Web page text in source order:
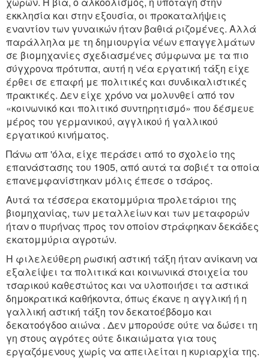
εκκλησία και στην εξουσία, οι προκαταλήψεις
εναντίον των γυναικών ήταν βαθιά ριζομένες. Αλλά
παράλληλα με τη δημιουργία νέων επαγγελμάτων
σε βιομηχανίες σχεδιασμένες σύμφωνα με τα πιο
σύγχρονα πρότυπα, αυτή η νέα εργατική τάξη είχε
έρθει σε επαφή με πολιτικές και συνδικαλιστικές
πρακτικές. Δεν είχε χρόνο να μολυνθεί από τον
«κοινωνικό και πολιτικό συντηρητισμό» που δέσμευε
μέρος του γερμανικού, αγγλικού ή γαλλικού
εργατικού κινήματος.
Πάνω απ 'όλα, είχε περάσει από το σχολείο της
επανάστασης του 1905, από αυτά τα σοβιέτ τα οποία
επανεμφανίστηκαν μόλις έπεσε ο τσάρος.
Αυτά τα τέσσερα εκατομμύρια προλετάριοι της
βιομηχανίας, των μεταλλείων και των μεταφορών
ήταν ο πυρήνας προς τον οποίον στράφηκαν δεκάδες
εκατομμύρια αγροτών.
Η φιλελεύθερη ρωσική αστική τάξη ήταν ανίκανη να
εξαλείψει τα πολιτικά και κοινωνικά στοιχεία του
τσαρικού καθεστώτος και να υλοποιήσει τα αστικά
δημοκρατικά καθήκοντα, όπως έκανε η αγγλική ή η
γαλλική αστική τάξη τον δεκατοέβδομο και
δεκατοόγδοο αιώνα . Δεν μπορούσε ούτε να δώσει τη
γη στους αγρότες ούτε δικαιώματα για τους
εργαζόμενους χωρίς να απειλείται η κυριαρχία της.